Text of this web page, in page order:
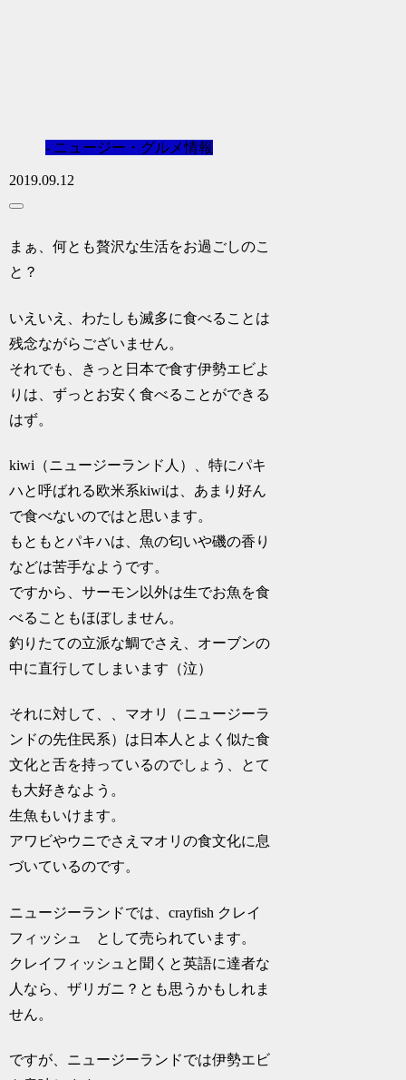
- ニュージー・グルメ情報
2019.09.12
まぁ、何とも贅沢な生活をお過ごしのこ
と？
いえいえ、わたしも滅多に食べることは
残念ながらございません。
それでも、きっと日本で食す伊勢エビよ
りは、ずっとお安く食べることができる
はず。
kiwi（ニュージーランド人）、特にパキ
ハと呼ばれる欧米系kiwiは、あまり好ん
で食べないのではと思います。
もともとパキハは、魚の匂いや磯の香り
などは苦手なようです。
ですから、サーモン以外は生でお魚を食
べることもほぼしません。
釣りたての立派な鯛でさえ、オーブンの
中に直行してしまいます（泣）
それに対して、、マオリ（ニュージーラ
ンドの先住民系）は日本人とよく似た食
文化と舌を持っているのでしょう、とて
も大好きなよう。
生魚もいけます。
アワビやウニでさえマオリの食文化に息
づいているのです。
ニュージーランドでは、crayfish クレイ
フィッシュ として売られています。
クレイフィッシュと聞くと英語に達者な
人なら、ザリガニ？とも思うかもしれま
せん。
ですが、ニュージーランドでは伊勢エビ